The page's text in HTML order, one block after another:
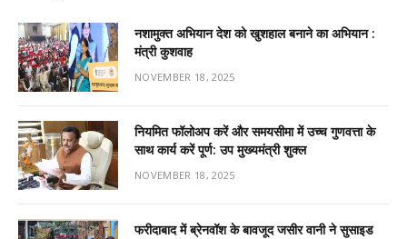
नशामुक्त अभियान देश को खुशहाल बनाने का अभियान :
मंत्री कुशवाह
NOVEMBER 18, 2025
नियमित फॉलोअप करें और समयसीमा में उच्च गुणवत्ता के
साथ कार्य करें पूर्ण: उप मुख्यमंत्री शुक्ल
NOVEMBER 18, 2025
फरीदाबाद में ब्रेनवॉश के बावजूद जसीर वानी ने सुसाइड